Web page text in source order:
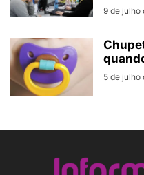
9 de julho
5 de julho